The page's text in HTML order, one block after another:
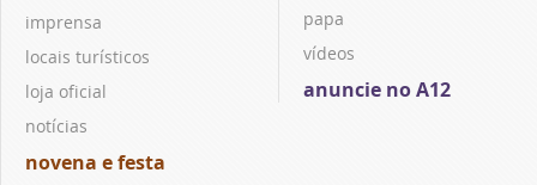
imprensa
locais turísticos
loja oficial
notícias
novena e festa
papa
vídeos
anuncie no A12